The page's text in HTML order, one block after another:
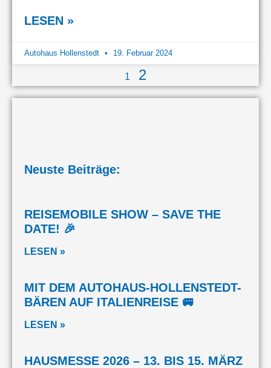
LESEN »
Autohaus Hollenstedt 19. Februar 2024
1 2
Neuste Beiträge:
REISEMOBILE SHOW – SAVE THE
DATE! 🎉
LESEN »
MIT DEM AUTOHAUS-HOLLENSTEDT-
BÄREN AUF ITALIENREISE 🚐
LESEN »
HAUSMESSE 2026 – 13. BIS 15. MÄRZ